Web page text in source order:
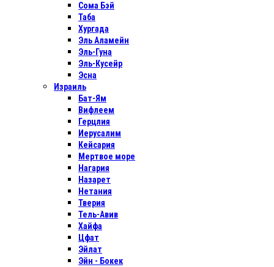
Сома Бэй
Таба
Хургада
Эль Аламейн
Эль-Гуна
Эль-Кусейр
Эсна
Израиль
Бат-Ям
Вифлеем
Герцлия
Иерусалим
Кейсария
Мертвое море
Нагария
Назарет
Нетания
Тверия
Тель-Авив
Хайфа
Цфат
Эйлат
Эйн - Бокек